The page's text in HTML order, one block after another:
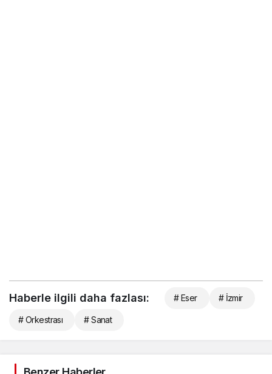
Haberle ilgili daha fazlası: # Eser # İzmir
# Orkestrası # Sanat